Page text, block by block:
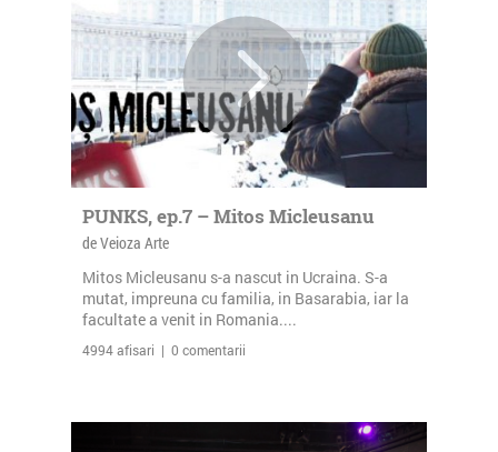
PUNKS, ep.7 – Mitos Micleusanu
de Veioza Arte
Mitos Micleusanu s-a nascut in Ucraina. S-a
mutat, impreuna cu familia, in Basarabia, iar la
facultate a venit in Romania....
4994 afisari | 0 comentarii